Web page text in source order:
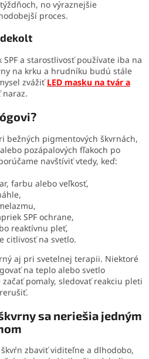
no výraznejšie
proces.
a starostlivosť používate iba na
na krku a hrudníku budú stále
zvážiťLED masku na tvár a
bežných pigmentových škvrnách,
pozápalových fľakoch po
navštíviť vtedy, keď:
farbu alebo veľkosť,
SPF ochrane,
reaktívnu pleť,
citlivosť na svetlo.
aj pri svetelnej terapii. Niektoré
na teplo alebo svetlo
pomaly, sledovať reakciu pleti
sa neriešia jedným
zbaviť viditeľne a dlhodobo,